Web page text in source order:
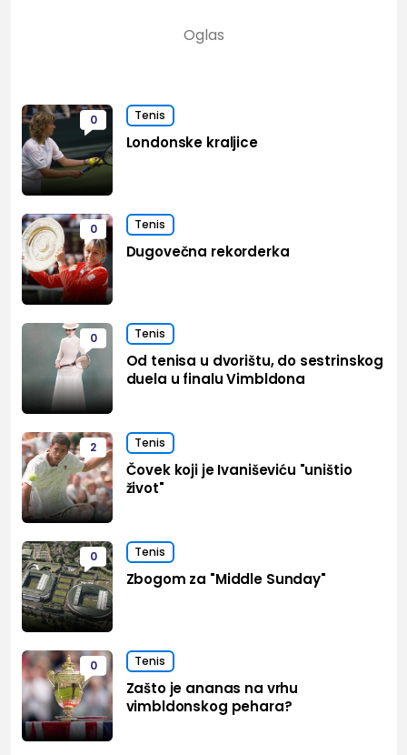
0 Tenis
Londonske kraljice
0 Tenis
Dugovečna rekorderka
0 Tenis
Od tenisa u dvorištu, do sestrinskog
duela u finalu Vimbldona
2 Tenis
Čovek koji je Ivaniševiću "uništio
život"
0 Tenis
Zbogom za "Middle Sunday"
0 Tenis
Zašto je ananas na vrhu
vimbldonskog pehara?